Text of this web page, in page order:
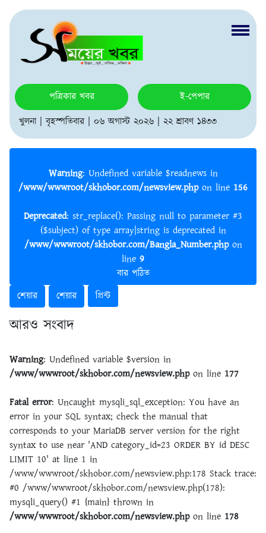
পত্রিকার খবর
ই-পেপার
খুলনা | বৃহস্পতিবার | ০৬ অগাস্ট ২০২৬ | ২২ শ্রাবণ ১৪৩৩
Warning : Undefined variable $readnews in
/www/wwwroot/skhobor.com/newsview.phpon line 156
Deprecated: str_replace(): Passing null to parameter #3
($subject) of type array|string is deprecated in
/www/wwwroot/skhobor.com/Bangla_Number.phpon
line 9
বার পঠিত
শেয়ার
শেয়ার প্রিন্ট
আরও সংবাদ
Warning: Undefined variable $version in
/www/wwwroot/skhobor.com/newsview.phpon line 177
Fatal error: Uncaught mysqli_sql_exception: You have an
error in your SQL syntax; check the manual that
corresponds to your MariaDB server version for the right
syntax to use near 'AND category_id=23 ORDER BY id DESC
LIMIT 10' at line 1 in
/www/wwwroot/skhobor.com/newsview.php:178 Stack trace:
#0 /www/wwwroot/skhobor.com/newsview.php(178):
mysqli_query() #1 {main} thrown in
/www/wwwroot/skhobor.com/newsview.phpon line 178